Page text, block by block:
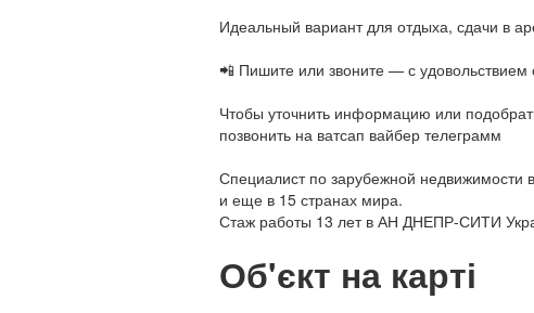
Идеальный вариант для отдыха, сдачи в
📲 Пишите или звоните — с удовольствием
Чтобы уточнить информацию или
позвонить на ватсап вайбер телеграмм
Специалист по зарубежной недвижимости
и еще в 15 странах мира.
Стаж работы 13 лет в АН ДНЕПР-СИТИ
Об'єкт на карті